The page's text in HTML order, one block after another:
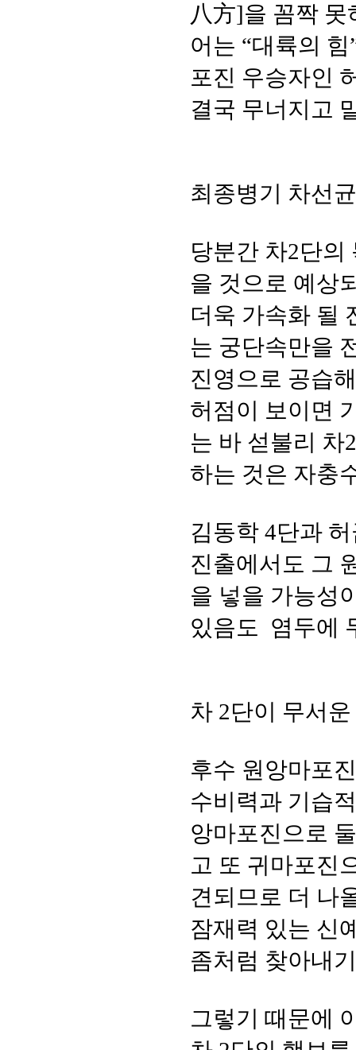
八方]을 꼼짝 못
어는 “대륙의
포진 우승자인
결국 무너지고
최종병기 차선
당분간 차2단의
을 것으로 예상
더욱 가속화 될
는 궁단속만을
진영으로 공습
허점이 보이면
는 바 섣불리 차
하는 것은 자충
김동학 4단과
진출에서도 그
을 넣을 가능성
있음도 염두에
차 2단이 무서
후수 원앙마포
수비력과 기습
앙마포진으로
고 또 귀마포진
견되므로 더 나
잠재력 있는 신
좀처럼 찾아내
그렇기 때문에